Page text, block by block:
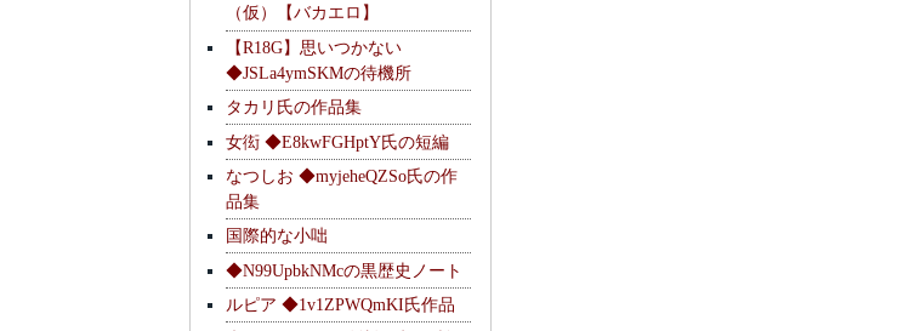
（仮）【バカエロ】
【R18G】思いつかない
◆JSLa4ymSKMの待機所
タカリ氏の作品集
女衒 ◆E8kwFGHptY氏の短編
なつしお ◆myjeheQZSo氏の作
品集
国際的な小咄
◆N99UpbkNMcの黒歴史ノート
ルピア ◆1v1ZPWQmKI氏作品